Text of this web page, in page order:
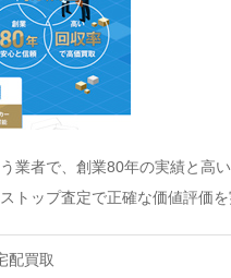
業者で、創業80年の実績と高
トップ査定で正確な価値評価
配買取